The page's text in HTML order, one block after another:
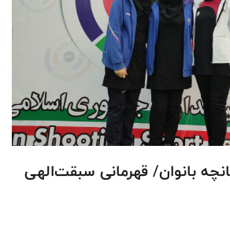
بانوان/ قهرمانی سبقت‌الهی